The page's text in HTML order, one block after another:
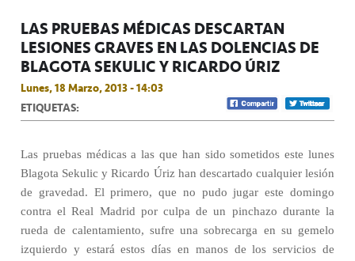
LAS PRUEBAS MÉDICAS DESCARTAN
LESIONES GRAVES EN LAS DOLENCIAS DE
BLAGOTA SEKULIC Y RICARDO ÚRIZ
Lunes, 18 Marzo, 2013 - 14:03
ETIQUETAS:
Las pruebas médicas a las que han sido sometidos este lunes
Blagota Sekulic y Ricardo Úriz han descartado cualquier lesión
de gravedad. El primero, que no pudo jugar este domingo
contra el Real Madrid por culpa de un pinchazo durante la
rueda de calentamiento, sufre una sobrecarga en su gemelo
izquierdo y estará estos días en manos de los servicios de